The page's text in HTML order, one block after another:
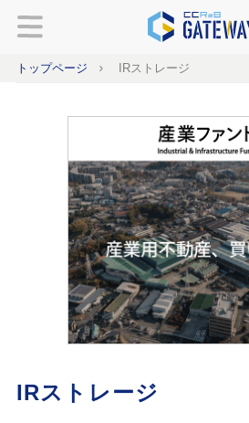
トップページ IRストレージ
IRストレージ